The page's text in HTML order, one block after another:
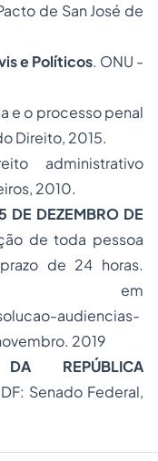
de San José de
e Políticos. ONU -
e o processo penal
Direito, 2015.
administrativo
2010.
DE DEZEMBRO DE
de toda pessoa
de 24 horas.
em
audiencias-
2019
REPÚBLICA
Senado Federal,